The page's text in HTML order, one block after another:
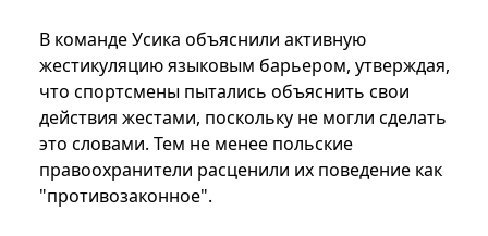
В команде Усика объяснили активную
жестикуляцию языковым барьером, утверждая,
что спортсмены пытались объяснить свои
действия жестами, поскольку не могли сделать
это словами. Тем не менее польские
правоохранители расценили их поведение как
"противозаконное".